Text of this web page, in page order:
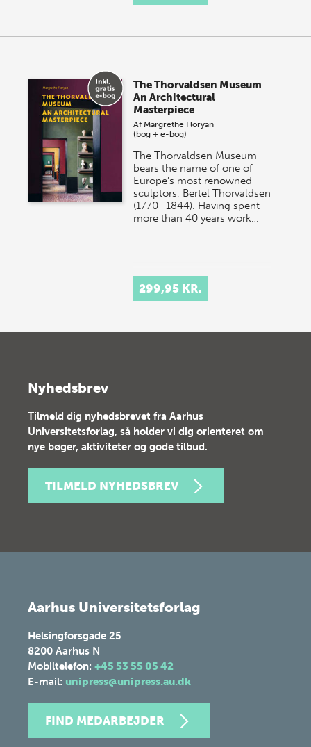
The Thorvaldsen Museum
An Architectural
Masterpiece
Af Margrethe Floryan
(bog + e-bog)
The Thorvaldsen Museum
bears the name of one of
Europe’s most renowned
sculptors, Bertel Thorvaldsen
(1770–1844). Having spent
more than 40 years work…
299,95 KR.
Nyhedsbrev
Tilmeld dig nyhedsbrevet fra Aarhus
Universitetsforlag, så holder vi dig orienteret om
nye bøger, aktiviteter og gode tilbud.
TILMELD NYHEDSBREV
Aarhus Universitetsforlag
Helsingforsgade 25
8200 Aarhus N
Mobiltelefon: +45 53 55 05 42
E-mail: unipress@unipress.au.dk
FIND MEDARBEJDER